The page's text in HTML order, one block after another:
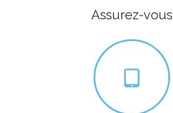
Assurez-vous